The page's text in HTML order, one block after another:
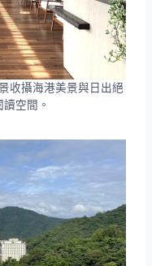
收攝海港美景與日出絕
空間。